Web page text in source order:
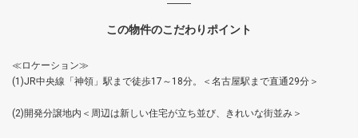
この物件のこだわりポイント
≪ロケーション≫
(1)JR中央線「神領」駅まで徒歩17～18分。＜名古屋駅まで直通29分＞
(2)開発分譲地内＜周辺は新しい住宅が立ち並び、きれいな街並み＞